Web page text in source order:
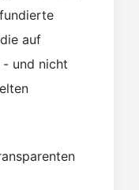
auf
und nicht